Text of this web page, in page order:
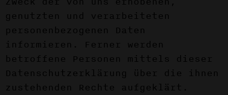
genutzten und verarbeiteten
personenbezogenen Daten
informieren. Ferner werden
betroffene Personen mittels dieser
Datenschutzerklärung über die ihnen
zustehenden Rechte aufgeklärt.